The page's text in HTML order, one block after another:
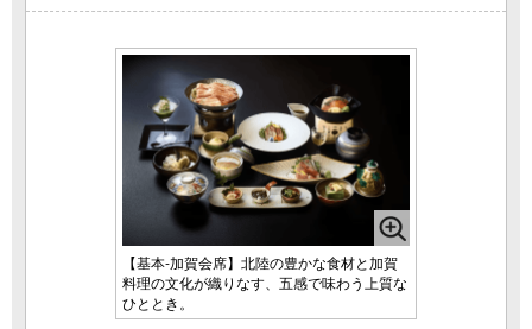
【基本‐加賀会席】北陸の豊かな食材と加賀
料理の文化が織りなす、五感で味わう上質な
ひととき。